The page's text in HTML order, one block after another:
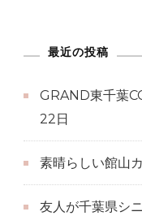
最近の投稿
GRAND東千葉
22日
素晴らしい館山
友人が千葉県シ